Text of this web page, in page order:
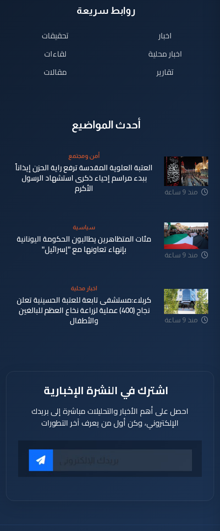
روابط سريعة
اخبار
اخبار محلية
تقارير
تحقيقات
لقاءات
مقالات
أحدث المواضيع
منذ 9 ساعة
أمن ومجتمع
العتبة العلوية المقدسة ترفع راية الحزن إيذاناً
ببدء مراسم إحياء ذكرى استشهاد الرسول
الأكرم
منذ 9 ساعة
سياسية
مئات المتظاهرين يطالبون الحكومة اليونانية
بإنهاء تعاونها مع "إسرائيل"
منذ 9 ساعة
اخبار محلية
كربلاء:مستشفى تابعة للعتبة الحسينية تعلن
نجاح (400) عملية لزراعة نخاع العظم للبالغين
والأطفال
اشترك في النشرة الإخبارية
احصل على أهم الأخبار والتحليلات مباشرة إلى بريدك
الإلكتروني، وكن أول من يعرف آخر التطورات